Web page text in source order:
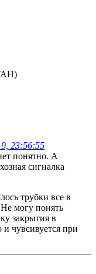
23:56:55
понятно. А
сигналка
трубки все в
могу понять
закрытия в
чувсивуется при